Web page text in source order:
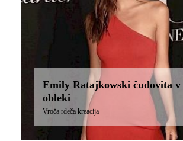
Emily Ratajkowski čudovita
obleki
Vroča rdeča kreacija